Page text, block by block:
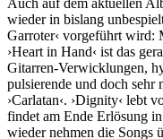
Auch auf dem aktuellen
wieder in bislang
Garroter‹ vorgeführt wird:
›Heart in Hand‹ ist das
Gitarren-Verwicklungen,
pulsierende und doch sehr
›Carlatan‹. ›Dignity‹ lebt
findet am Ende Erlösung
wieder nehmen die Songs